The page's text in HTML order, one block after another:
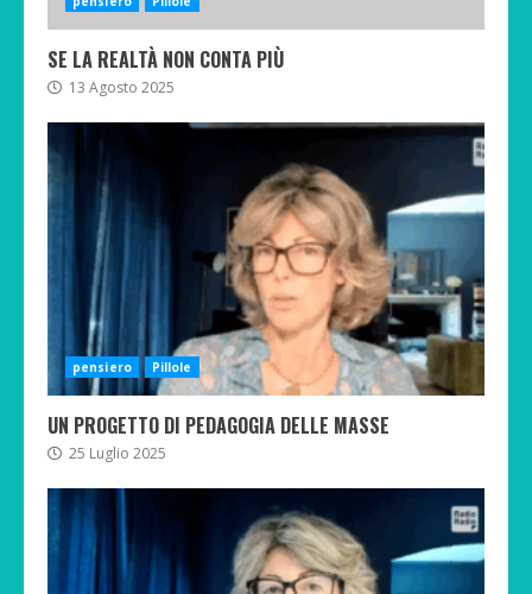
SE LA REALTÀ NON CONTA PIÙ
13 Agosto 2025
pensiero Pillole
UN PROGETTO DI PEDAGOGIA DELLE MASSE
25 Luglio 2025